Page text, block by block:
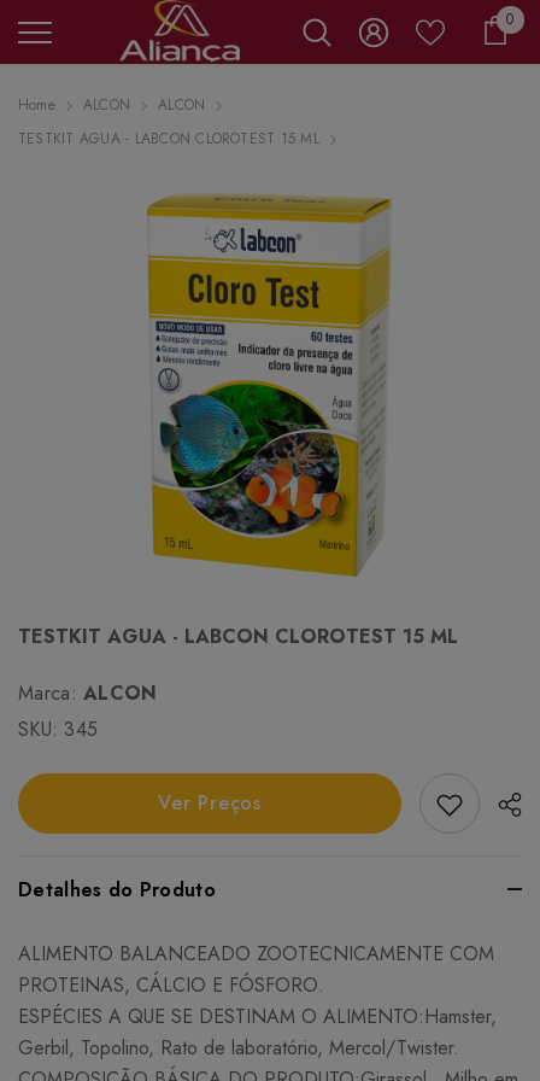
00
Home ALCON
ALCON
TESTKIT AGUA - LABCON CLOROTEST 15 ML
TESTKIT AGUA - LABCON CLOROTEST 15 ML
Marca: ALCON
SKU: 345
Ver Preços Add
Detalhes do Produto
ALIMENTO BALANCEADO ZOOTECNICAMENTE COM
PROTEINAS, CÁLCIO E FÓSFORO.
ESPÉCIES A QUE SE DESTINAM O ALIMENTO:Hamster,
Gerbil, Topolino, Rato de laboratório, Mercol/Twister.